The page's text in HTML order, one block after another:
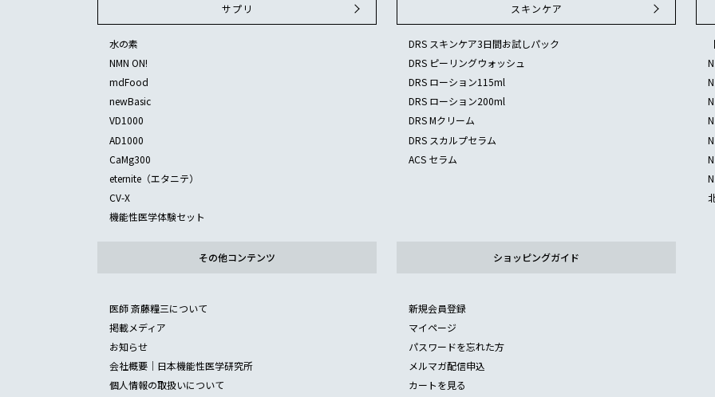
サプリ
水の素
NMN ON!
mdFood
newBasic
VD1000
AD1000
CaMg300
eternite（エタニテ）
CV-X
機能性医学体験セット
スキンケア
DRS スキンケア3日間お試しパック
DRS ピーリングウォッシュ
DRS ローション115ml
DRS ローション200ml
DRS Mクリーム
DRS スカルプセラム
ACS セラム
その他コンテンツ
医師 斎藤糧三について
掲載メディア
お知らせ
会社概要｜日本機能性医学研究所
個人情報の取扱いについて
ショッピングガイド
新規会員登録
マイページ
パスワードを忘れた方
メルマガ配信申込
カートを見る